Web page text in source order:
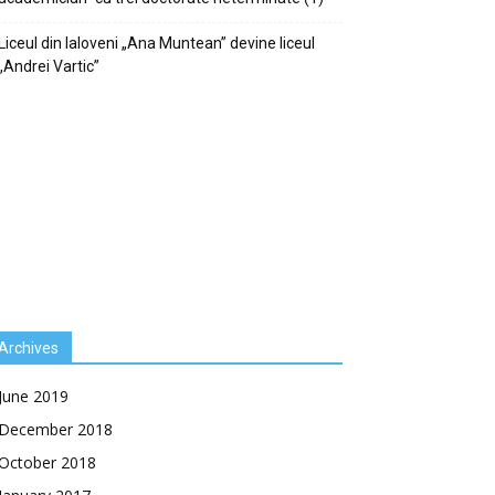
din Ialoveni „Ana Muntean” devine liceul
Vartic”
2019
2018
2018